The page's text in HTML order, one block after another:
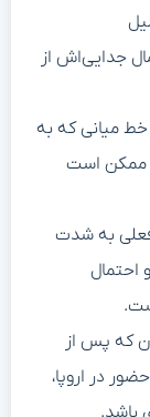
جدایی‌اش از
خط میانی که به
ممکن است
به شدت
احتمال
که پس از
در اروپا،
باشد.